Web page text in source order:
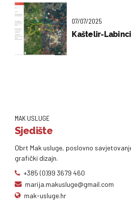
07/07/2025
Kaštelir-
MAK USLUGE
Sjedište
Obrt Mak usluge, poslovno
grafički dizajn.
+385 (0)99 3679 460
marija.makusluge@gmail.com
mak-usluge.hr